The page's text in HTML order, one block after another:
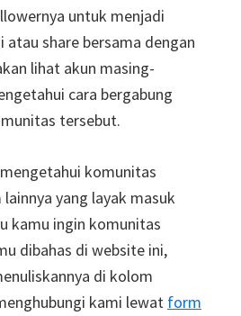
untuk menjadi
atau share bersama dengan
lihat akun masing-
cara bergabung
tersebut.
komunitas
yang layak masuk
kamu ingin komunitas
dibahas di website ini,
di kolom
kami lewat form